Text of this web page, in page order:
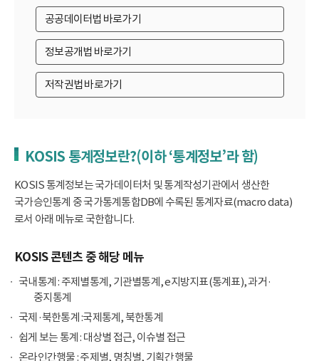
공공데이터법 바로가기
정보공개법 바로가기
저작권법 바로가기
KOSIS 통계정보란?(이하 ‘통계정보’라 함)
KOSIS 통계정보는 국가데이터처 및 통계작성기관에서 생산한
국가승인통계 중 국가통계통합DB에 수록된 통계자료(macro data)
로서 아래 메뉴로 국한합니다.
KOSIS 콘텐츠 중 해당 메뉴
국내통계 : 주제별통계, 기관별통계, e지방지표(통계표), 과거·
중지통계
국제·북한통계 :국제통계, 북한통계
쉽게 보는 통계 : 대상별 접근, 이슈별 접근
온라인간행물 : 주제별, 명칭별, 기획간행물